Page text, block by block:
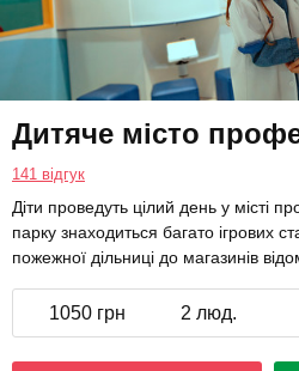
Дитяче місто
141 відгук
Діти проведуть цілий день у місті
парку знаходиться багато ігрових
пожежної дільниці до магазинів
1050 грн 2 люд.